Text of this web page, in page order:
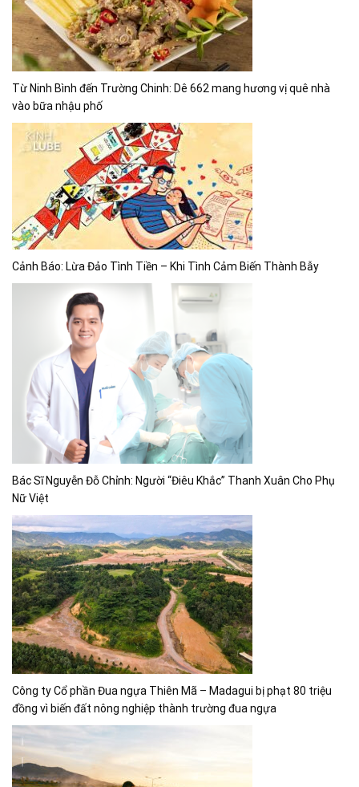
Từ Ninh Bình đến Trường Chinh: Dê 662 mang hương vị quê nhà
vào bữa nhậu phố
Cảnh Báo: Lừa Đảo Tình Tiền – Khi Tình Cảm Biến Thành Bẫy
Bác Sĩ Nguyễn Đỗ Chỉnh: Người “Điêu Khắc” Thanh Xuân Cho Phụ
Nữ Việt
Công ty Cổ phần Đua ngựa Thiên Mã – Madagui bị phạt 80 triệu
đồng vì biến đất nông nghiệp thành trường đua ngựa